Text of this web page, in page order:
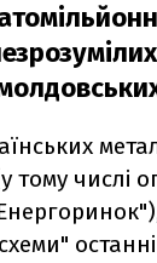
тому числі